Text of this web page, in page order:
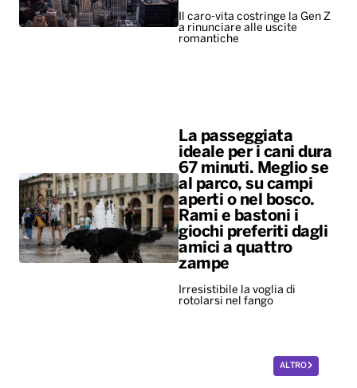
Il caro-vita costringe la Gen Z
a rinunciare alle uscite
romantiche
La passeggiata
ideale per i cani dura
67 minuti. Meglio se
al parco, su campi
aperti o nel bosco.
Rami e bastoni i
giochi preferiti dagli
amici a quattro
zampe
Irresistibile la voglia di
rotolarsi nel fango
ALTRO